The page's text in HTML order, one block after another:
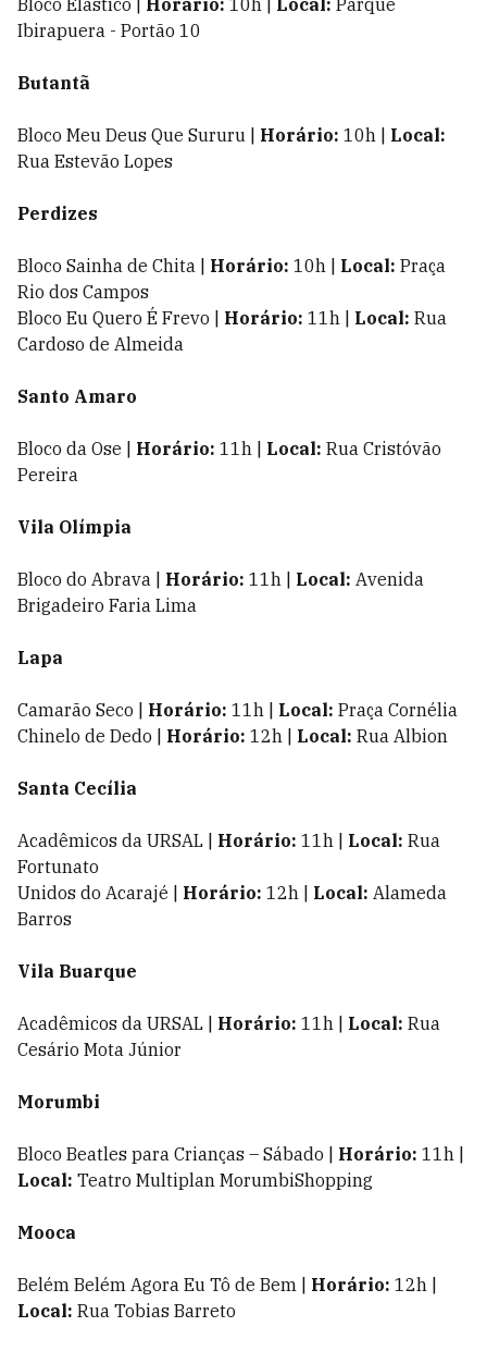
Ibirapuera - Portão 10
Butantã
Bloco Meu Deus Que Sururu | Horário: 10h | Local:
Rua Estevão Lopes
Perdizes
Bloco Sainha de Chita | Horário: 10h | Local: Praça
Rio dos Campos
Bloco Eu Quero É Frevo | Horário: 11h | Local: Rua
Cardoso de Almeida
Santo Amaro
Bloco da Ose | Horário: 11h | Local: Rua Cristóvão
Pereira
Vila Olímpia
Bloco do Abrava | Horário: 11h | Local: Avenida
Brigadeiro Faria Lima
Lapa
Camarão Seco | Horário: 11h | Local: Praça Cornélia
Chinelo de Dedo | Horário: 12h | Local: Rua Albion
Santa Cecília
Acadêmicos da URSAL | Horário: 11h | Local: Rua
Fortunato
Unidos do Acarajé | Horário: 12h | Local: Alameda
Barros
Vila Buarque
Acadêmicos da URSAL | Horário: 11h | Local: Rua
Cesário Mota Júnior
Morumbi
Bloco Beatles para Crianças – Sábado | Horário: 11h |
Local: Teatro Multiplan MorumbiShopping
Mooca
Belém Belém Agora Eu Tô de Bem | Horário: 12h |
Local: Rua Tobias Barreto